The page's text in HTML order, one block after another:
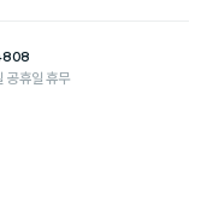
휴일 휴무